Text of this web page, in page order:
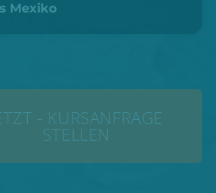
Mexiko
- KURSANFRAGE
STELLEN